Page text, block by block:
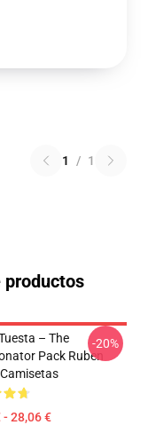
1 / 1
productos
– The
Pack Ruben
- 28,06 €
-20%